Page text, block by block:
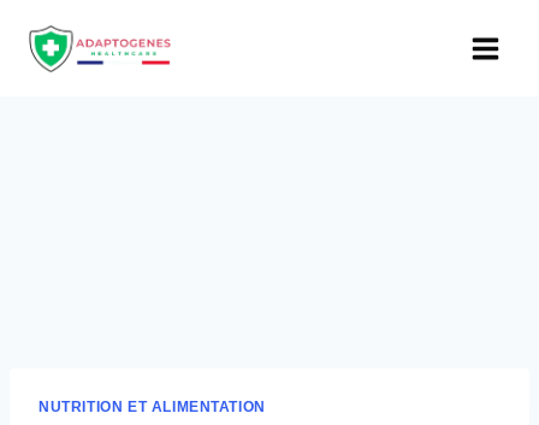
contenu
NUTRITION ET ALIMENTATION